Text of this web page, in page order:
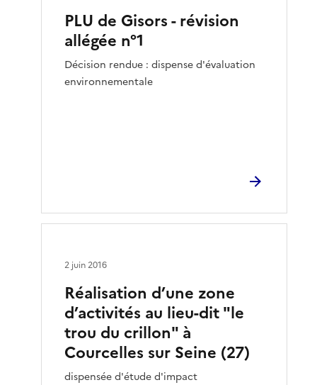
PLU de Gisors - révision
allégée n°1
Décision rendue : dispense d'évaluation
environnementale
Réalisation d’une zone
d’activités au lieu-dit "le
trou du crillon" à
Courcelles sur Seine (27)
dispensée d'étude d'impact
2 juin 2016